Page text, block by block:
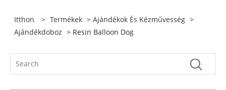
Itthon > Termékek >Ajándékok És Kézművesség >
Ajándékdoboz > Resin Balloon Dog